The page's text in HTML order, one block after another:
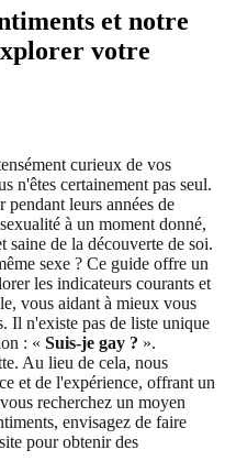
et notre
votre
curieux de vos
n'êtes certainement pas seul.
pendant leurs années de
à un moment donné,
saine de la découverte de soi.
sexe ? Ce guide offre un
les indicateurs courants et
vous aidant à mieux vous
Il n'existe pas de liste unique
: « Suis-je gay ? ».
Au lieu de cela, nous
et de l'expérience, offrant un
recherchez un moyen
envisagez de faire
pour obtenir des